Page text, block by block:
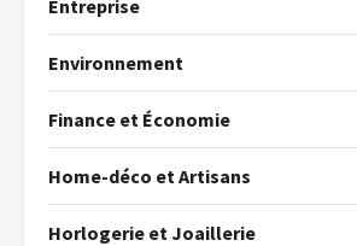
Entreprise
Environnement
Finance et Économie
Home-déco et Artisans
Horlogerie et Joaillerie